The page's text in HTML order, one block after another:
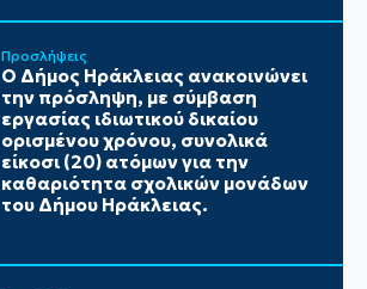
Προσλήψεις
Ο Δήμος Ηράκλειας ανακοινώνει
την πρόσληψη, με σύμβαση
εργασίας ιδιωτικού δικαίου
ορισμένου χρόνου, συνολικά
είκοσι (20) ατόμων για την
καθαριότητα σχολικών μονάδων
του Δήμου Ηράκλειας.